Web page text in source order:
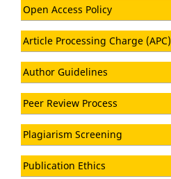
Open Access Policy
Article Processing Charge (APC)
Author Guidelines
Peer Review Process
Plagiarism Screening
Publication Ethics